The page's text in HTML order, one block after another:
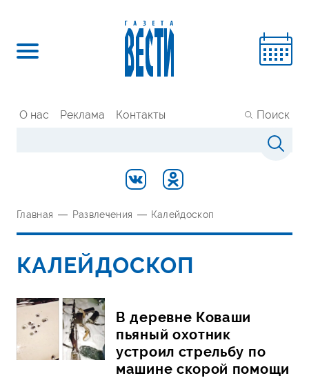
О нас Реклама Контакты Поиск
Главная — Развлечения — Калейдоскоп
КАЛЕЙДОСКОП
В деревне Коваши
пьяный охотник
устроил стрельбу по
машине скорой помощи